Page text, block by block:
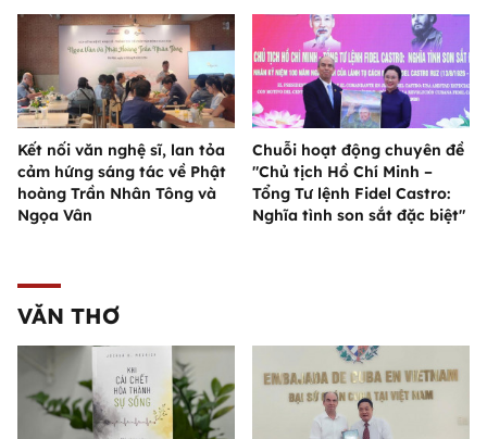
Kết nối văn nghệ sĩ, lan tỏa
cảm hứng sáng tác về Phật
hoàng Trần Nhân Tông và
Ngọa Vân
Chuỗi hoạt động chuyên đề
"Chủ tịch Hồ Chí Minh –
Tổng Tư lệnh Fidel Castro:
Nghĩa tình son sắt đặc biệt"
VĂN THƠ